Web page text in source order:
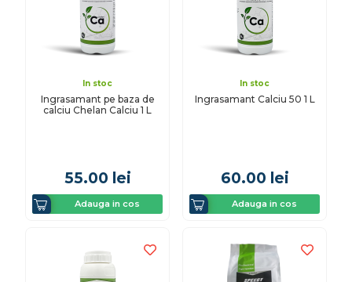
In stoc
Ingrasamant pe baza de
calciu Chelan Calciu 1 L
55.00 lei
Adauga in cos
In stoc
Ingrasamant Calciu 50 1 L
60.00 lei
Adauga in cos